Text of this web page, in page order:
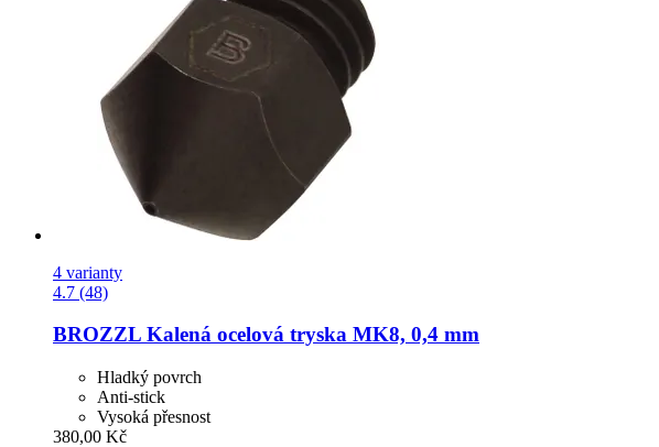
4 varianty
4.7 (48)
BROZZL Kalená ocelová tryska MK8, 0,4 mm
Hladký povrch
Anti-stick
Vysoká přesnost
380,00 Kč